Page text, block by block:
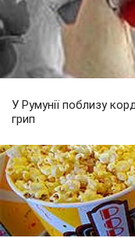
У Румунії поблизу
грип